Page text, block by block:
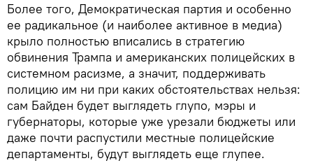
Более того, Демократическая партия и особенно
ее радикальное (и наиболее активное в медиа)
крыло полностью вписались в стратегию
обвинения Трампа и американских полицейских в
системном расизме, а значит, поддерживать
полицию им ни при каких обстоятельствах нельзя:
сам Байден будет выглядеть глупо, мэры и
губернаторы, которые уже урезали бюджеты или
даже почти распустили местные полицейские
департаменты, будут выглядеть еще глупее.